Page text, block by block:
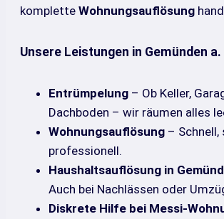
komplette Wohnungsauflösung
Unsere Leistungen in Gemünden a.
Entrümpelung – Ob Keller,
Dachboden – wir räumen alles
Wohnungsauflösung –
professionell.
Haushaltsauflösung in
Auch bei Nachlässen oder
Diskrete Hilfe bei Messi-